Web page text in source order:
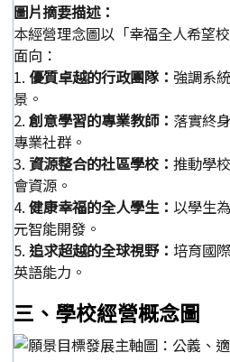
圖片摘要描述：
本經營理念圖以「幸福全人希望
面向：
1. 優質卓越的行政團隊： 強調系
景。
2. 創意學習的專業教師： 落實終
專業社群。
3. 資源整合的社區學校： 推動學
會資源。
4. 健康幸福的全人學生： 以學生
元智能開發。
5. 追求超越的全球視野： 培育國
英語能力。
三、學校經營概念圖